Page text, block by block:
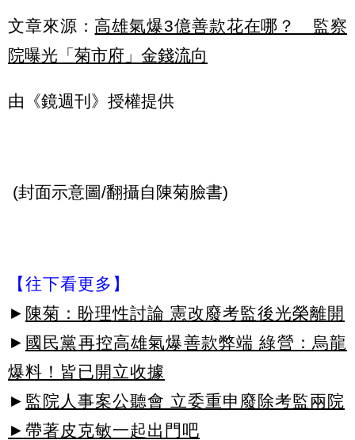
文章來源： 高雄氣爆3億善款花在哪？ 監察
院曝光「菊市府」金錢流向
由《鏡週刊》授權提供
(封面示意圖/翻攝自陳菊臉書)
【往下看更多】
► 陳菊：盼理性討論 憲改廢考監後光榮離開
► 國民黨再控高雄氣爆善款弊端 綠營：烏龍
爆料！皆已開立收據
► 監院人事案公聽會 立委重申廢除考監兩院
►帶著皮克敏一起出門吧